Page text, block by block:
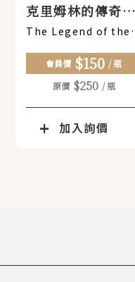
克里姆林的傳奇
【迷你酒】
The Legend of the
會員價 $150 / 瓶
原價 $250 / 瓶
加入詢價